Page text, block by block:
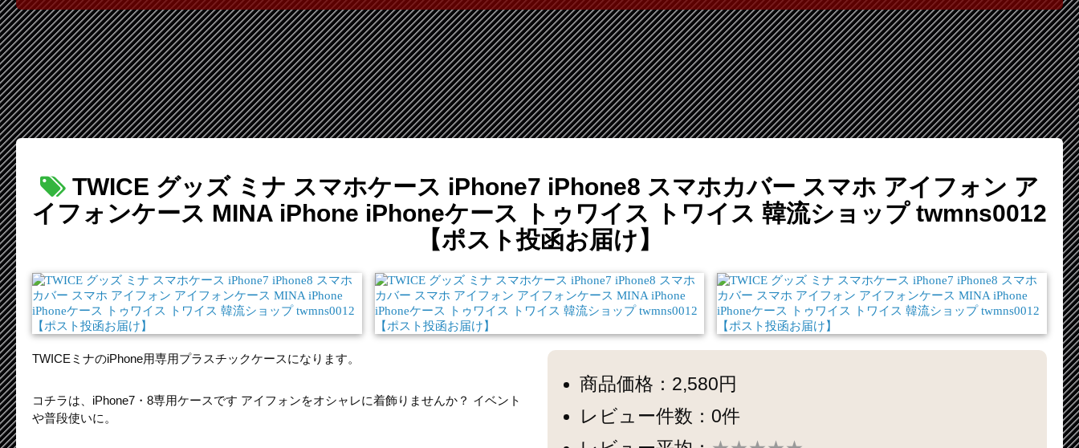
TWICE グッズ ミナ スマホケース iPhone7 iPhone8 スマホカバー スマホ アイフォン ア
イフォンケース MINA iPhone iPhoneケース トゥワイス トワイス 韓流ショップ twmns0012
【ポスト投函お届け】
TWICEミナのiPhone用専用プラスチックケースになります。
コチラは、iPhone7・8専用ケースです アイフォンをオシャレに着飾りませんか？ イベント
や普段使いに。
商品価格：2,580円
レビュー件数：0件